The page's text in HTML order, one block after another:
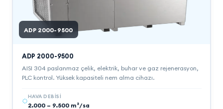
ADP 2000-9500
ADP 2000-9500
AISI 304 paslanmaz çelik, elektrik, buhar ve gaz rejenerasyon,
PLC kontrol. Yüksek kapasiteli nem alma cihazı.
HAVA DEBISI
2.000 – 9.500 m³/sa